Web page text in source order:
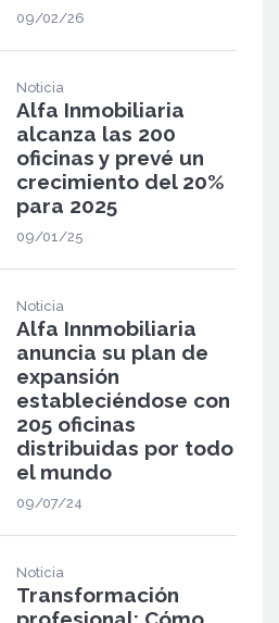
09/02/26
Noticia
Alfa Inmobiliaria
alcanza las 200
oficinas y prevé un
crecimiento del 20%
para 2025
09/01/25
Noticia
Alfa Innmobiliaria
anuncia su plan de
expansión
estableciéndose con
205 oficinas
distribuidas por todo
el mundo
09/07/24
Noticia
Transformación
profesional: Cómo